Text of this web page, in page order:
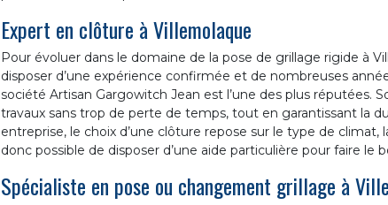
Expert en clôture à Villemolaque
Pour évoluer dans le domaine de la pose de grillage rigide à
disposer d’une expérience confirmée et de nombreuses
société Artisan Gargowitch Jean est l’une des plus réputées.
travaux sans trop de perte de temps, tout en garantissant la
entreprise, le choix d’une clôture repose sur le type de
donc possible de disposer d’une aide particulière pour faire le
Spécialiste en pose ou changement grillage à